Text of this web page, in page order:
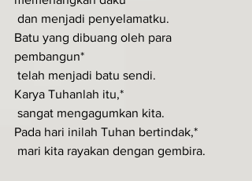
dan menjadi penyelamatku.
Batu yang dibuang oleh para
pembangun*
telah menjadi batu sendi.
Karya Tuhanlah itu,*
sangat mengagumkan kita.
Pada hari inilah Tuhan bertindak,*
mari kita rayakan dengan gembira.